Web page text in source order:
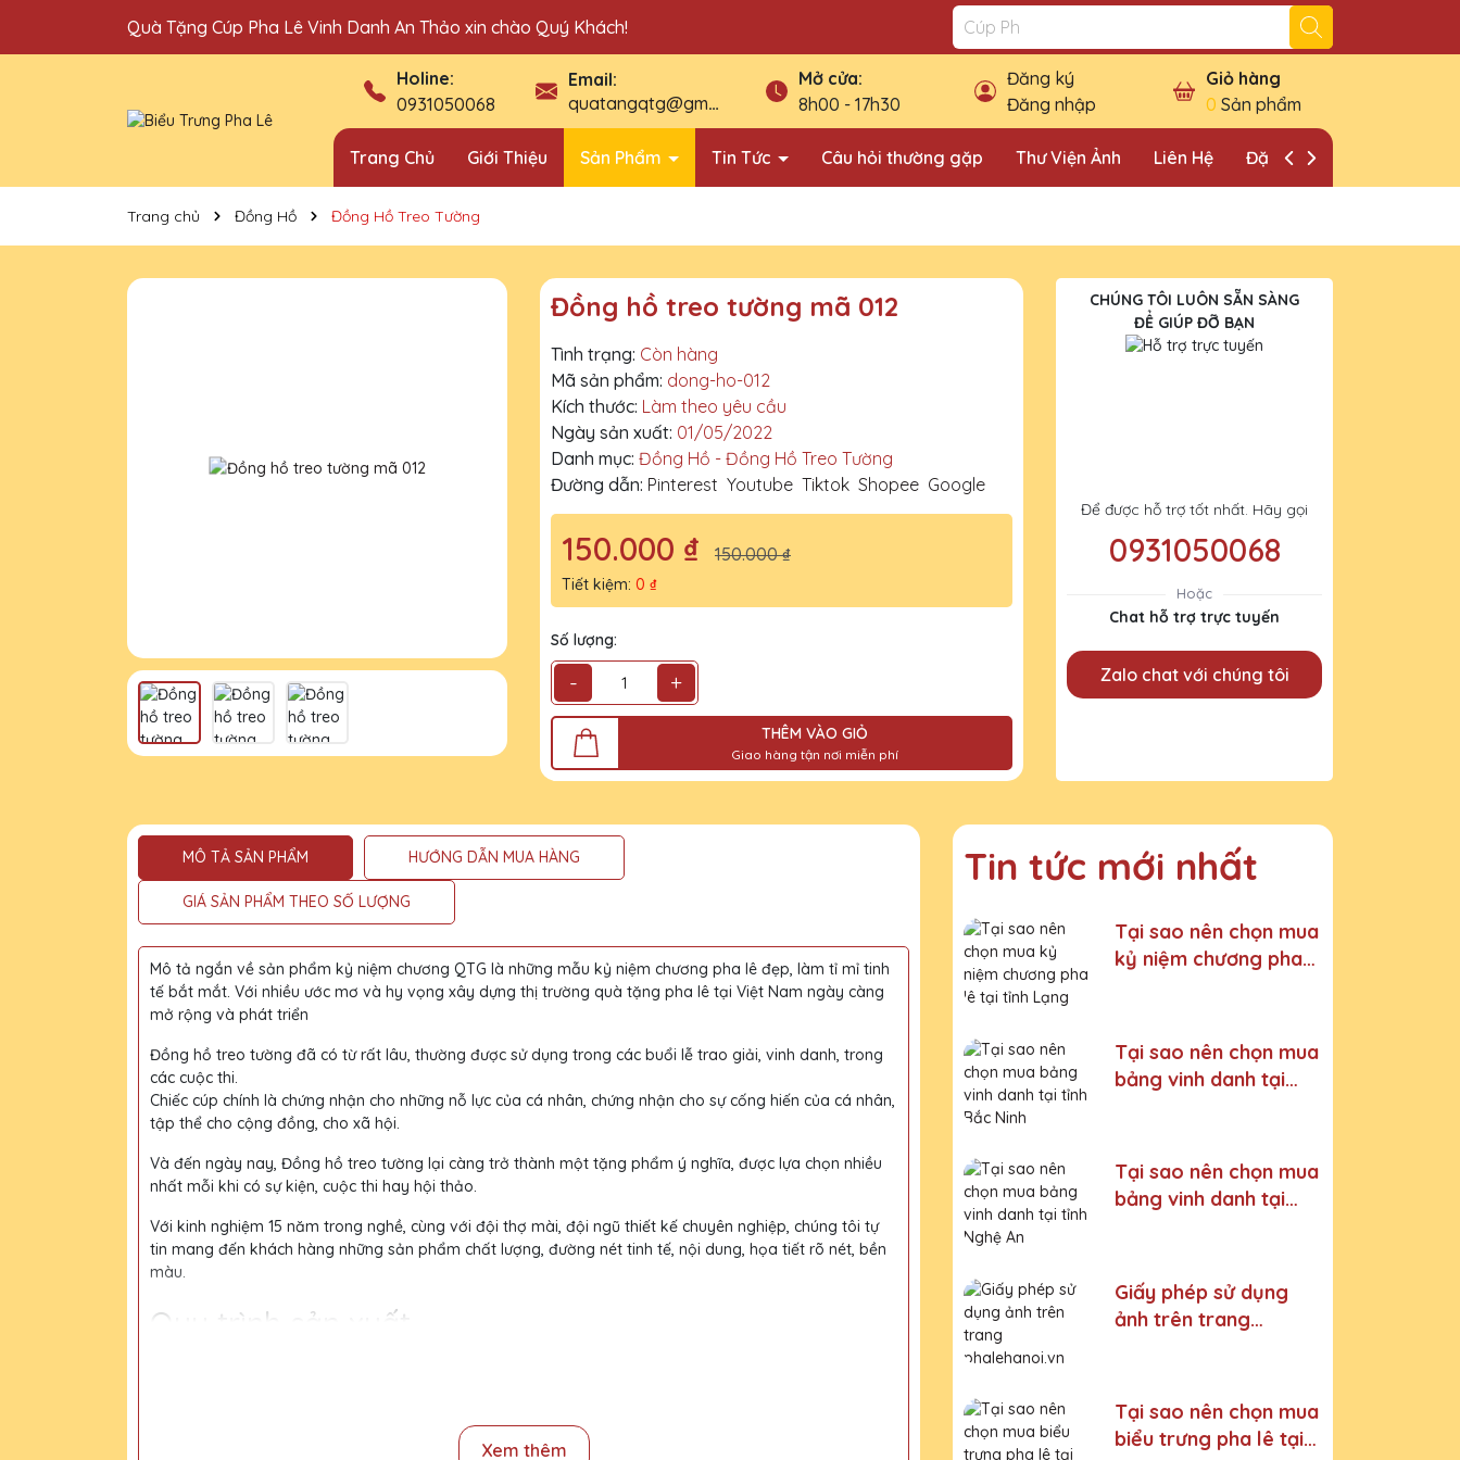
Quà Tặng Cúp Pha Lê Vinh Danh An Thảo xin chào Quý Khách!
Địa chỉ bán cúp vinh danh uy tín tại Hà Nội!
Holine:
0931050068
Email:
quatangqtg@gmail.com
Mở cửa:
8h00 - 17h30
Đăng ký
Đăng nhập
Giỏ hàng
0 Sản phẩm
Trang Chủ Giới Thiệu Sản Phẩm Tin Tức Câu hỏi thường gặp Thư Viện Ảnh Liên Hệ Đặt Lịch Khảo Sát
Trang chủ Đồng Hồ Đồng Hồ Treo Tường
Đồng hồ treo tường mã 012
Tình trạng: Còn hàng
Mã sản phẩm: dong-ho-012
Kích thước: Làm theo yêu cầu
Ngày sản xuất: 01/05/2022
Danh mục: Đồng Hồ - Đồng Hồ Treo Tường
Đường dẫn: Pinterest Youtube Tiktok Shopee Google
150.000 ₫ 150.000 ₫
Tiết kiệm: 0 ₫
Số lượng:
- +
THÊM VÀO GIỎ
Giao hàng tận nơi miễn phí
CHÚNG TÔI LUÔN SẴN SÀNG
ĐỂ GIÚP ĐỠ BẠN
Để được hỗ trợ tốt nhất. Hãy gọi
0931050068
Hoặc
Chat hỗ trợ trực tuyến
Zalo chat với chúng tôi
MÔ TẢ SẢN PHẨM HƯỚNG DẪN MUA HÀNG
GIÁ SẢN PHẨM THEO SỐ LƯỢNG
Mô tả ngắn về sản phẩm kỷ niệm chương QTG là những mẫu kỷ niệm chương pha lê đẹp, làm tỉ mỉ tinh
tế bắt mắt. Với nhiều ước mơ và hy vọng xây dựng thị trường quà tặng pha lê tại Việt Nam ngày càng
mở rộng và phát triển
Đồng hồ treo tường đã có từ rất lâu, thường được sử dụng trong các buổi lễ trao giải, vinh danh, trong
các cuộc thi.
Chiếc cúp chính là chứng nhận cho những nỗ lực của cá nhân, chứng nhận cho sự cống hiến của cá nhân,
tập thể cho cộng đồng, cho xã hội.
Và đến ngày nay, Đồng hồ treo tường lại càng trở thành một tặng phẩm ý nghĩa, được lựa chọn nhiều
nhất mỗi khi có sự kiện, cuộc thi hay hội thảo.
Với kinh nghiệm 15 năm trong nghề, cùng với đội thợ mài, đội ngũ thiết kế chuyên nghiệp, chúng tôi tự
tin mang đến khách hàng những sản phẩm chất lượng, đường nét tinh tế, nội dung, họa tiết rõ nét, bền
màu.
Quy trình sản xuất
Xem thêm
Tin tức mới nhất
Tại sao nên chọn mua
kỷ niệm chương pha
Tại sao nên chọn mua
bảng vinh danh tại
Tại sao nên chọn mua
bảng vinh danh tại
Giấy phép sử dụng
ảnh trên trang
Thảo
Tại sao nên chọn mua
biểu trưng pha lê tại